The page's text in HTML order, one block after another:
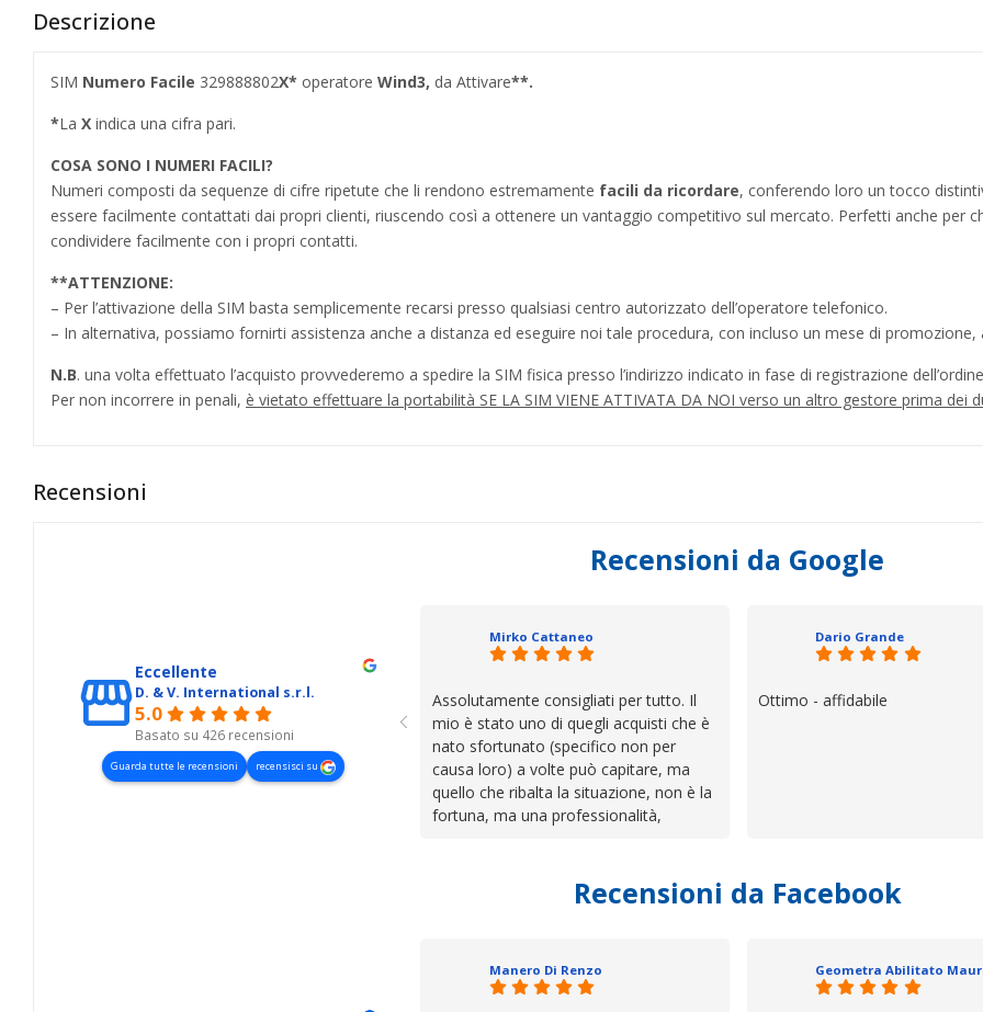
Descrizione
SIM Numero Facile 329888802X* operatore Wind3, da Attivare**.
*La X indica una cifra pari.
COSA SONO I NUMERI FACILI?
Numeri composti da sequenze di cifre ripetute che li rendono estremamente facili da ricordare, conferendo loro un tocco
essere facilmente contattati dai propri clienti, riuscendo così a ottenere un vantaggio competitivo sul mercato. Perfetti anche per
condividere facilmente con i propri contatti.
**ATTENZIONE:
– Per l’attivazione della SIM basta semplicemente recarsi presso qualsiasi centro autorizzato dell’operatore telefonico.
– In alternativa, possiamo fornirti assistenza anche a distanza ed eseguire noi tale procedura, con incluso un mese di promozione,
N.B. una volta effettuato l’acquisto provvederemo a spedire la SIM fisica presso l’indirizzo indicato in fase di registrazione
Per non incorrere in penali, è vietato effettuare la portabilità SE LA SIM VIENE ATTIVATA DA NOI verso un altro gestore prima dei
Recensioni
Recensioni da Google
Eccellente
D. & V. International s.r.l.
5.0
Basato su 426 recensioni
Guarda tutte le recensioni recensisci su
Mirko Cattaneo
Assolutamente consigliati per tutto. Il
mio è stato uno di quegli acquisti che è
nato sfortunato (specifico non per
causa loro) a volte può capitare, ma
quello che ribalta la situazione, non è la
fortuna, ma una professionalità,
cose. Be', io qui è proprio quello che ho
trovato, un atteggiamento che va oltre
se avete bisogno siete in ottime mani.
Dario Grande
Ottimo - affidabile
Recensioni da Facebook
Manero Di Renzo